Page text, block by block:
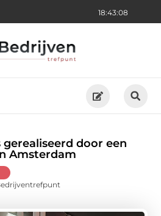
18:43:10
door een
Amsterdam